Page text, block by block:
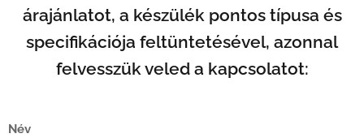
árajánlatot, a készülék pontos típusa és
specifikációja feltüntetésével, azonnal
felvesszük veled a kapcsolatot:
Név